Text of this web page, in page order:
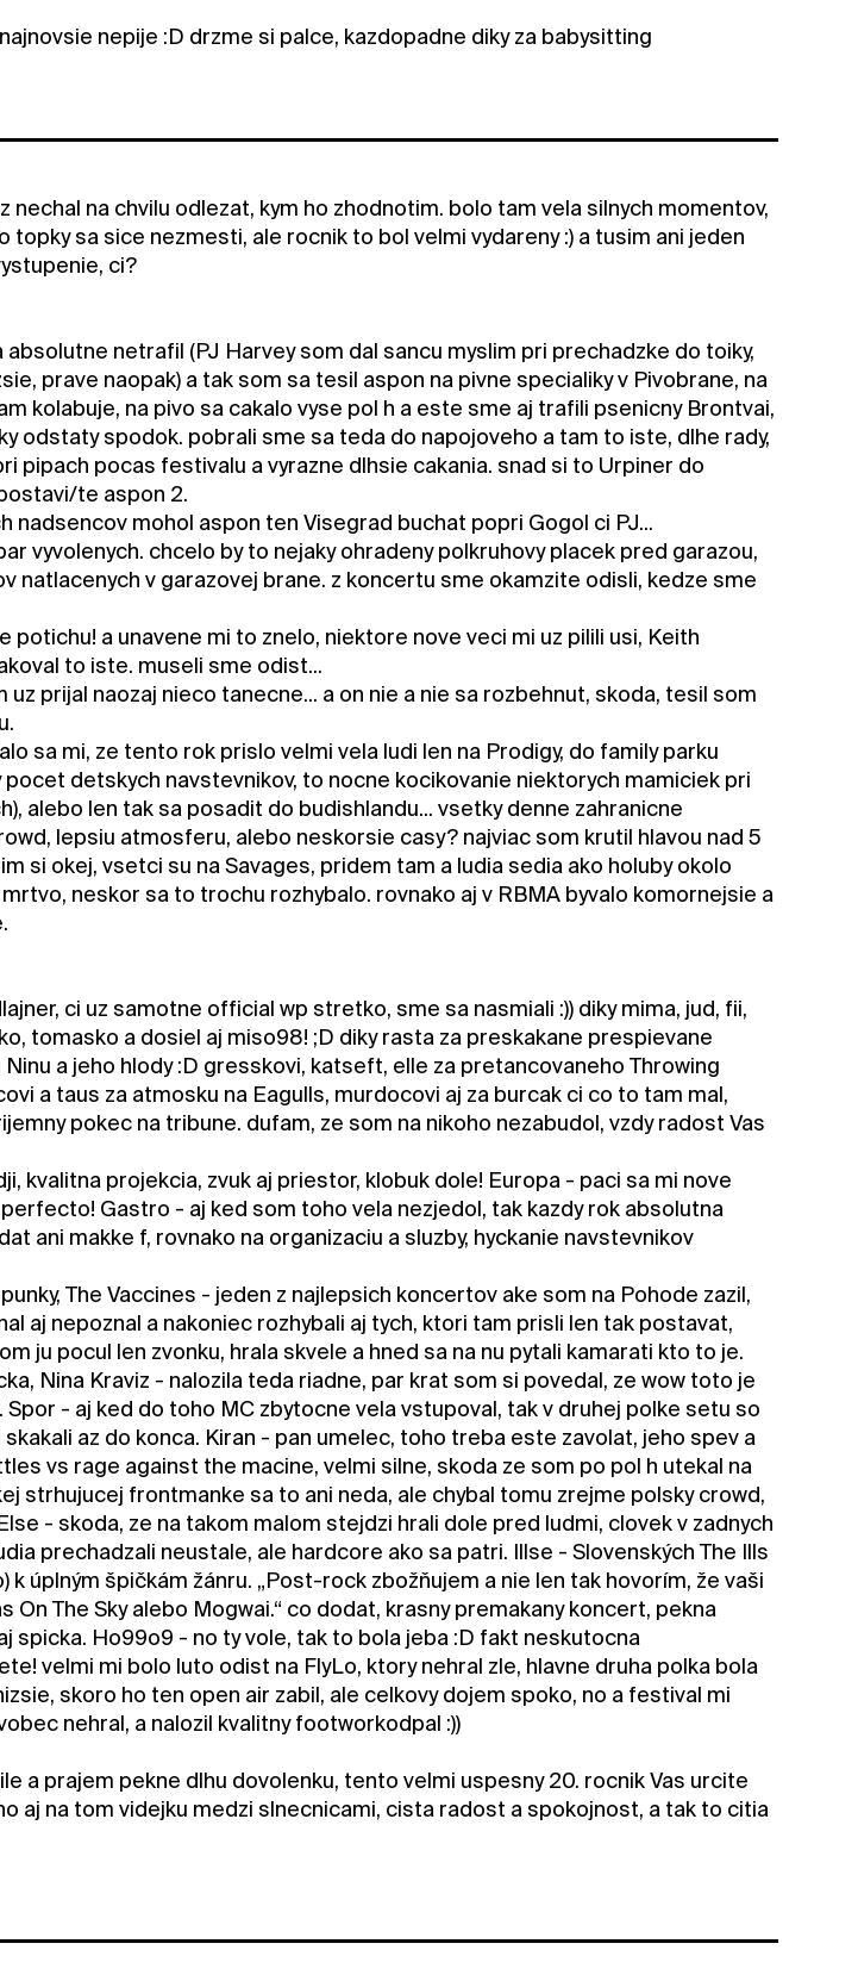
nepije :D drzme si palce, kazdopadne diky za babysitting
nechal na chvilu odlezat, kym ho zhodnotim. bolo tam vela silnych momentov,
topky sa sice nezmesti, ale rocnik to bol velmi vydareny :) a tusim ani jeden
ci?
netrafil (PJ Harvey som dal sancu myslim pri prechadzke do toiky,
prave naopak) a tak som sa tesil aspon na pivne specialiky v Pivobrane, na
kolabuje, na pivo sa cakalo vyse pol h a este sme aj trafili psenicny Brontvai,
odstaty spodok. pobrali sme sa teda do napojoveho a tam to iste, dlhe rady,
pipach pocas festivalu a vyrazne dlhsie cakania. snad si to Urpiner do
te aspon 2.
nadsencov mohol aspon ten Visegrad buchat popri Gogol ci PJ...
vyvolenych. chcelo by to nejaky ohradeny polkruhovy placek pred garazou,
natlacenych v garazovej brane. z koncertu sme okamzite odisli, kedze sme
potichu! a unavene mi to znelo, niektore nove veci mi uz pilili usi, Keith
to iste. museli sme odist...
uz prijal naozaj nieco tanecne... a on nie a nie sa rozbehnut, skoda, tesil som
sa mi, ze tento rok prislo velmi vela ludi len na Prodigy, do family parku
detskych navstevnikov, to nocne kocikovanie niektorych mamiciek pri
alebo len tak sa posadit do budishlandu... vsetky denne zahranicne
lepsiu atmosferu, alebo neskorsie casy? najviac som krutil hlavou nad 5
si okej, vsetci su na Savages, pridem tam a ludia sedia ako holuby okolo
neskor sa to trochu rozhybalo. rovnako aj v RBMA byvalo komornejsie a
ci uz samotne official wp stretko, sme sa nasmiali :)) diky mima, jud, fii,
tomasko a dosiel aj miso98! ;D diky rasta za preskakane prespievane
Ninu a jeho hlody :D gresskovi, katseft, elle za pretancovaneho Throwing
a taus za atmosku na Eagulls, murdocovi aj za burcak ci co to tam mal,
pokec na tribune. dufam, ze som na nikoho nezabudol, vzdy radost Vas
kvalitna projekcia, zvuk aj priestor, klobuk dole! Europa - paci sa mi nove
Gastro - aj ked som toho vela nezjedol, tak kazdy rok absolutna
ani makke f, rovnako na organizaciu a sluzby, hyckanie navstevnikov
The Vaccines - jeden z najlepsich koncertov ake som na Pohode zazil,
aj nepoznal a nakoniec rozhybali aj tych, ktori tam prisli len tak postavat,
ju pocul len zvonku, hrala skvele a hned sa na nu pytali kamarati kto to je.
Nina Kraviz - nalozila teda riadne, par krat som si povedal, ze wow toto je
- aj ked do toho MC zbytocne vela vstupoval, tak v druhej polke setu so
az do konca. Kiran - pan umelec, toho treba este zavolat, jeho spev a
vs rage against the macine, velmi silne, skoda ze som po pol h utekal na
strhujucej frontmanke sa to ani neda, ale chybal tomu zrejme polsky crowd,
- skoda, ze na takom malom stejdzi hrali dole pred ludmi, clovek v zadnych
prechadzali neustale, ale hardcore ako sa patri. Illse - Slovenských The Ills
k úplným špičkám žánru. „Post-rock zbožňujem a nie len tak hovorím, že vaši
On The Sky alebo Mogwai.“ co dodat, krasny premakany koncert, pekna
spicka. Ho99o9 - no ty vole, tak to bola jeba :D fakt neskutocna
velmi mi bolo luto odist na FlyLo, ktory nehral zle, hlavne druha polka bola
skoro ho ten open air zabil, ale celkovy dojem spoko, no a festival mi
nehral, a nalozil kvalitny footworkodpal :))
a prajem pekne dlhu dovolenku, tento velmi uspesny 20. rocnik Vas urcite
aj na tom videjku medzi slnecnicami, cista radost a spokojnost, a tak to citia